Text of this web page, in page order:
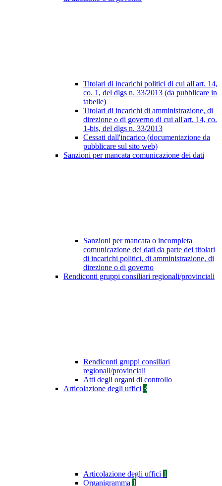
Titolari di incarichi politici di cui all'art. 14,
co. 1, del dlgs n. 33/2013 (da pubblicare in
tabelle)
Titolari di incarichi di amministrazione, di
direzione o di governo di cui all'art. 14, co.
1-bis, del dlgs n. 33/2013
Cessati dall'incarico (documentazione da
pubblicare sul sito web)
Sanzioni per mancata comunicazione dei dati
Sanzioni per mancata o incompleta
comunicazione dei dati da parte dei titolari
di incarichi politici, di amministrazione, di
direzione o di governo
Rendiconti gruppi consiliari regionali/provinciali
Rendiconti gruppi consiliari
regionali/provinciali
Atti degli organi di controllo
Articolazione degli uffici 3
Articolazione degli uffici 1
Organigramma 1